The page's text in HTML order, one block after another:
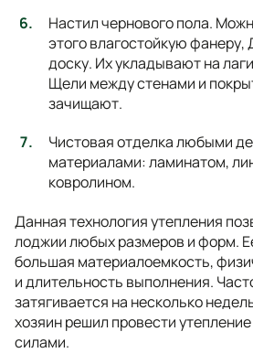
Настил чернового пола.
этого влагостойкую
доску. Их укладывают на
Щели между стенами и
зачищают.
Чистовая отделка любыми
материалами: ламинатом,
ковролином.
Данная технология утепления
лоджии любых размеров и форм.
большая материалоемкость,
и длительность выполнения.
затягивается на несколько
хозяин решил провести
силами.